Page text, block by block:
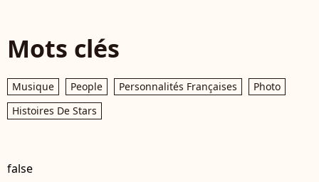
Mots clés
Musique People Personnalités Françaises
Photo
Histoires De Stars
false